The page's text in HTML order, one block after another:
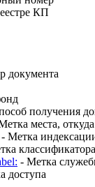
КП
документа
получения
места,
- Метка
классификатора
- Метка
доступа